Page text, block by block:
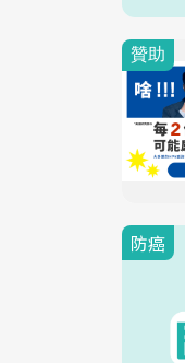
防癌